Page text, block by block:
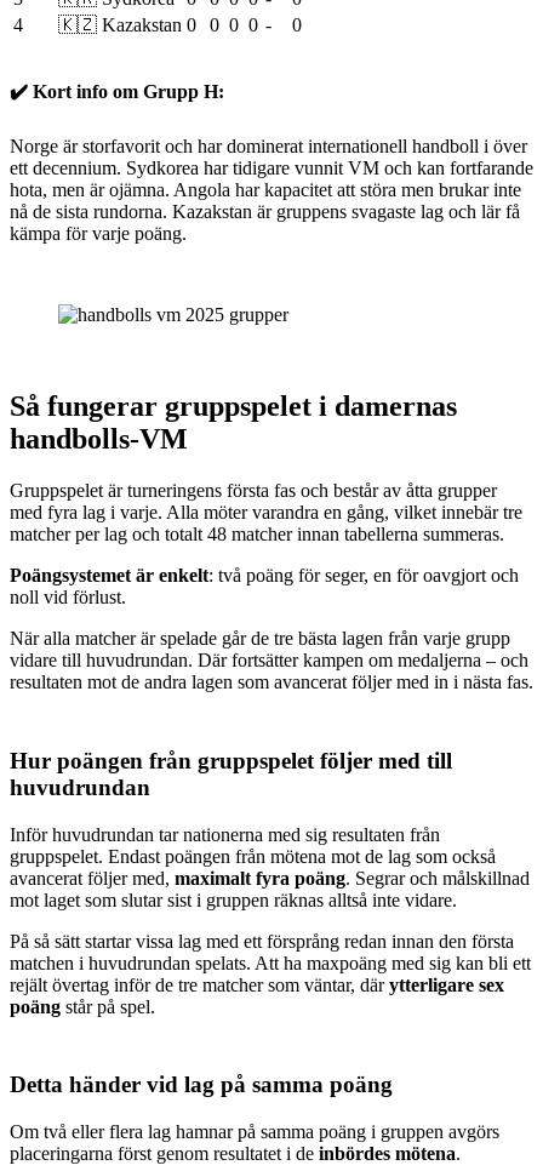
4
🇰🇿 Kazakstan 0 0 0 0 - 0
✔️ Kort info om Grupp H:
Norge är storfavorit och har dominerat internationell handboll i över
ett decennium. Sydkorea har tidigare vunnit VM och kan fortfarande
hota, men är ojämna. Angola har kapacitet att störa men brukar inte
nå de sista rundorna. Kazakstan är gruppens svagaste lag och lär få
kämpa för varje poäng.
Så fungerar gruppspelet i damernas
handbolls-VM
Gruppspelet är turneringens första fas och består av åtta grupper
med fyra lag i varje. Alla möter varandra en gång, vilket innebär tre
matcher per lag och totalt 48 matcher innan tabellerna summeras.
Poängsystemet är enkelt: två poäng för seger, en för oavgjort och
noll vid förlust.
När alla matcher är spelade går de tre bästa lagen från varje grupp
vidare till huvudrundan. Där fortsätter kampen om medaljerna – och
resultaten mot de andra lagen som avancerat följer med in i nästa fas.
Hur poängen från gruppspelet följer med till
huvudrundan
Inför huvudrundan tar nationerna med sig resultaten från
gruppspelet. Endast poängen från mötena mot de lag som också
avancerat följer med, maximalt fyra poäng. Segrar och målskillnad
mot laget som slutar sist i gruppen räknas alltså inte vidare.
På så sätt startar vissa lag med ett försprång redan innan den första
matchen i huvudrundan spelats. Att ha maxpoäng med sig kan bli ett
rejält övertag inför de tre matcher som väntar, därytterligare sex
poäng står på spel.
Detta händer vid lag på samma poäng
Om två eller flera lag hamnar på samma poäng i gruppen avgörs
placeringarna först genom resultatet i de inbördes mötena.